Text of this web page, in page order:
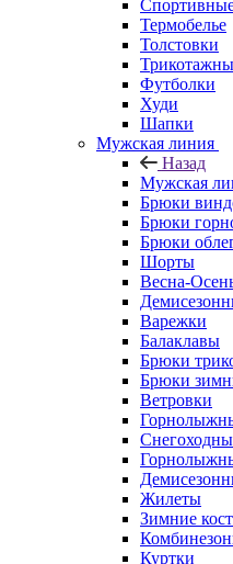
Термобелье
Толстовки
Футболки
Худи
Шапки
Мужская линия
Назад
Мужская
Брюки
Брюки
Брюки
Шорты
Весна-
Варежки
Балаклавы
Брюки
Брюки
Ветровки
Жилеты
Зимние
Куртки